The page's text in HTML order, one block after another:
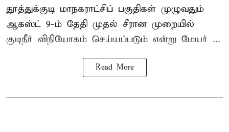
தூத்துக்குடி மாநகராட்சிப் பகுதிகள் முழுவதும்
ஆகஸ்ட் 9-ம் தேதி முதல் சீரான முறையில்
குடிநீர் விநியோகம் செய்யப்படும் என்று மேயர் ...
Read More